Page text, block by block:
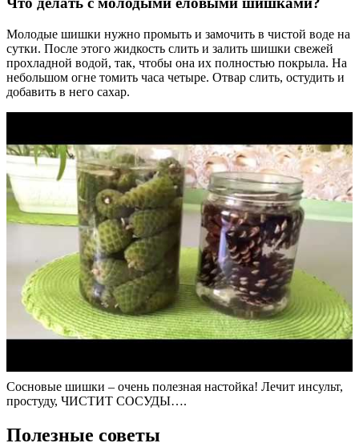
Молодые шишки нужно промыть и замочить в чистой воде на
сутки. После этого жидкость слить и залить шишки свежей
прохладной водой, так, чтобы она их полностью покрыла. На
небольшом огне томить часа четыре. Отвар слить, остудить и
добавить в него сахар.
Сосновые шишки – очень полезная настойка! Лечит инсульт,
простуду, ЧИСТИТ СОСУДЫ….
Полезные советы